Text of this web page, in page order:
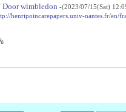
Door wimbledon -(2023/07/15(Sat)
henripoincarepapers.univ-nantes.fr/en/